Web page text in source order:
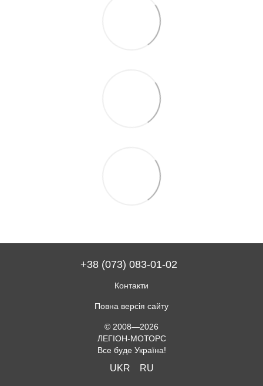
+38 (073) 083-01-02
Контакти
Повна версія сайту
© 2008—2026
ЛЕГІОН-МОТОРС
Все буде Україна!
UKR RU